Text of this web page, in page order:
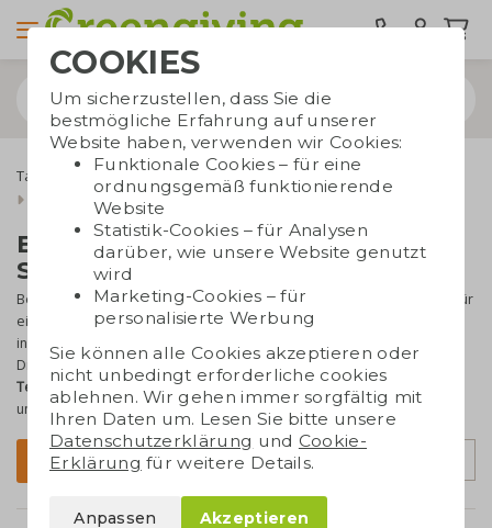
Taschen bedrucken Tragetaschen
Baumwolltaschen
Baumwolltaschen bedrucken
Schnelle Lieferung
Benötigen Sie diebedruckten Baumwolltaschen
schnellstmöglich für
eine Messe oder Veranstaltung? Wir können die meisten Taschen
innerhalb von 7 Werktagen nach Genehmigung der
Druckvorlage liefern. Die Baumwolltaschen können mit Ihrem Logo,
Text und Fotobedruckt werden. Profitieren Sie noch heute von
unserenschnellen Lieferzeiten!
Filter Sortierung
COOKIES
Um sicherzustellen, dass Sie die
bestmögliche Erfahrung auf unserer
Website haben, verwenden wir Cookies:
Funktionale Cookies – für eine
ordnungsgemäß funktionierende
Website
Statistik-Cookies – für Analysen
darüber, wie unsere Website genutzt
wird
Marketing-Cookies – für
personalisierte Werbung
Sie können alle Cookies akzeptieren oder
nicht unbedingt erforderliche cookies
ablehnen. Wir gehen immer sorgfältig mit
Ihren Daten um. Lesen Sie bitte unsere
Datenschutzerklärung und Cookie-
Erklärung für weitere Details.
Anpassen Akzeptieren